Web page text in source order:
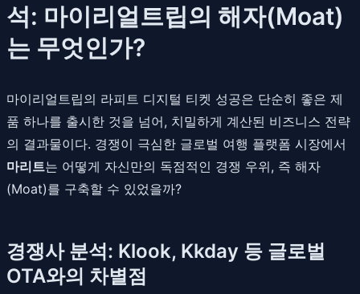
석: 마이리얼트립의 해자(Moat)
는 무엇인가?
마이리얼트립의 라피트 디지털 티켓 성공은 단순히 좋은 제
품 하나를 출시한 것을 넘어, 치밀하게 계산된 비즈니스 전략
의 결과물이다. 경쟁이 극심한 글로벌 여행 플랫폼 시장에서
마리트는 어떻게 자신만의 독점적인 경쟁 우위, 즉 해자
(Moat)를 구축할 수 있었을까?
경쟁사 분석: Klook, Kkday 등 글로벌
OTA와의 차별점